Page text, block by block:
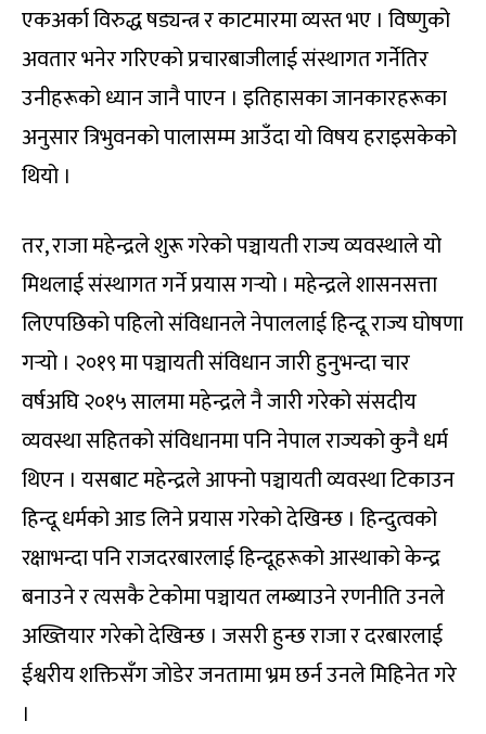
एकअर्का विरुद्ध षड्यन्त्र र काटमारमा व्यस्त भए । विष्णुको
अवतार भनेर गरिएको प्रचारबाजीलाई संस्थागत गर्नेतिर
उनीहरूको ध्यान जानै पाएन । इतिहासका जानकारहरूका
अनुसार त्रिभुवनको पालासम्म आउँदा यो विषय हराइसकेको
थियो ।
तर, राजा महेन्द्रले शुरू गरेको पञ्चायती राज्य व्यवस्थाले यो
मिथलाई संस्थागत गर्ने प्रयास गर्‍यो । महेन्द्रले शासनसत्ता
लिएपछिको पहिलो संविधानले नेपाललाई हिन्दू राज्य घोषणा
गर्‍यो । २०१९ मा पञ्चायती संविधान जारी हुनुभन्दा चार
वर्षअघि २०१५ सालमा महेन्द्रले नै जारी गरेको संसदीय
व्यवस्था सहितको संविधानमा पनि नेपाल राज्यको कुनै धर्म
थिएन । यसबाट महेन्द्रले आफ्नो पञ्चायती व्यवस्था टिकाउन
हिन्दू धर्मको आड लिने प्रयास गरेको देखिन्छ । हिन्दुत्वको
रक्षाभन्दा पनि राजदरबारलाई हिन्दूहरूको आस्थाको केन्द्र
बनाउने र त्यसकै टेकोमा पञ्चायत लम्ब्याउने रणनीति उनले
अख्तियार गरेको देखिन्छ । जसरी हुन्छ राजा र दरबारलाई
ईश्वरीय शक्तिसँग जोडेर जनतामा भ्रम छर्न उनले मिहिनेत गरे
।